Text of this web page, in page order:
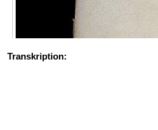
Transkription: